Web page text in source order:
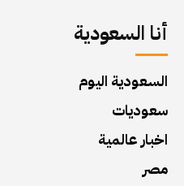
أنا السعودية
السعودية اليوم
سعوديات
اخبار عالمية
مصر